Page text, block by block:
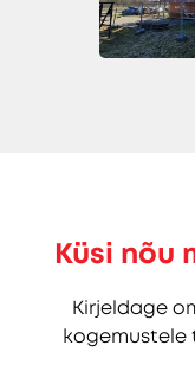
Küsi nõu
Kirjeldage
kogemustele